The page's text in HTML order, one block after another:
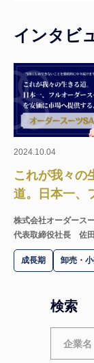
インタビ
2024.10.04
これが我々の
道。日本一、
ダースーツを
場へ提供する
ースーツ
株式会社オーダース
代表取締役社長 佐
成長期 卸売・
検索